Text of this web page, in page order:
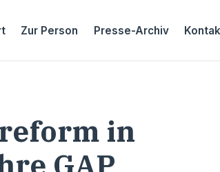
Zur Person Presse-Archiv
in
GAP